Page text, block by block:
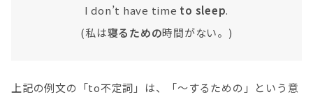
I don’t have time to sleep.
(私は寝るための時間がない。)
上記の例文の「to不定詞」は、「〜するための」という意